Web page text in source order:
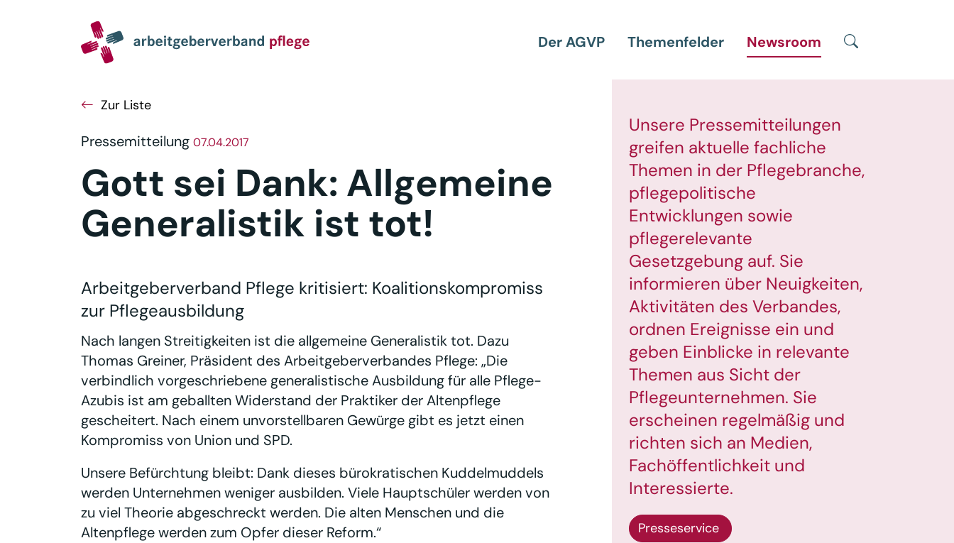
Der AGVP
Themenfelder Newsroom
Zur Liste
Pressemitteilung 07.04.2017
Gott sei Dank: Allgemeine
Generalistik ist tot!
Arbeitgeberverband Pflege kritisiert: Koalitionskompromiss
zur Pflegeausbildung
Nach langen Streitigkeiten ist die allgemeine Generalistik tot. Dazu
Thomas Greiner, Präsident des Arbeitgeberverbandes Pflege: „Die
verbindlich vorgeschriebene generalistische Ausbildung für alle Pflege-
Azubis ist am geballten Widerstand der Praktiker der Altenpflege
gescheitert. Nach einem unvorstellbaren Gewürge gibt es jetzt einen
Kompromiss von Union und SPD.
Unsere Befürchtung bleibt: Dank dieses bürokratischen Kuddelmuddels
werden Unternehmen weniger ausbilden. Viele Hauptschüler werden von
zu viel Theorie abgeschreckt werden. Die alten Menschen und die
Altenpflege werden zum Opfer dieser Reform.“
Unsere Pressemitteilungen
greifen aktuelle fachliche
Themen in der Pflegebranche,
pflegepolitische
Entwicklungen sowie
pflegerelevante
Gesetzgebung auf. Sie
informieren über Neuigkeiten,
Aktivitäten des Verbandes,
ordnen Ereignisse ein und
geben Einblicke in relevante
Themen aus Sicht der
Pflegeunternehmen. Sie
erscheinen regelmäßig und
richten sich an Medien,
Fachöffentlichkeit und
Interessierte.
Presseservice